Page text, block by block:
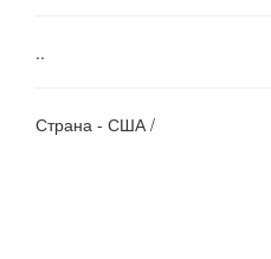
..
Страна - США /